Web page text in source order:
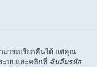
มารถเรียกคืนได้ แต่คุณ
ะบบและคลิกที่ ฉันลืมรหัส